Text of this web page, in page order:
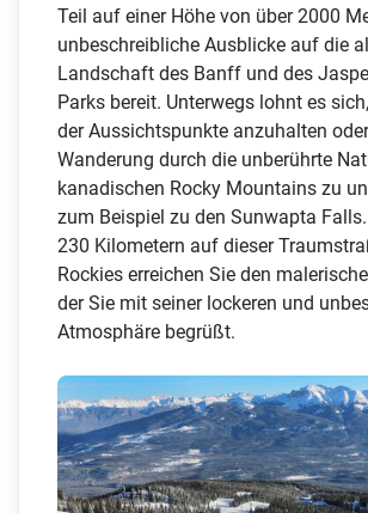
Teil auf einer Höhe von über 2000
unbeschreibliche Ausblicke auf die
Landschaft des Banff und des
Parks bereit. Unterwegs lohnt es
der Aussichtspunkte anzuhalten
Wanderung durch die unberührte
kanadischen Rocky Mountains zu
zum Beispiel zu den Sunwapta
230 Kilometern auf dieser
Rockies erreichen Sie den
der Sie mit seiner lockeren und
Atmosphäre begrüßt.